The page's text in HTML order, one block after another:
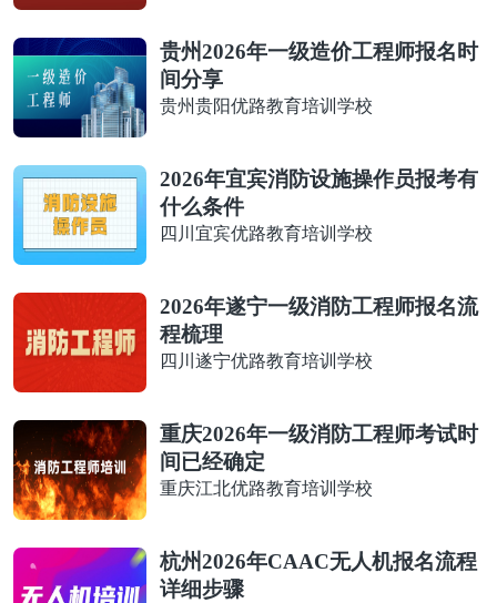
贵州2026年一级造价工程师报名时
间分享
贵州贵阳优路教育培训学校
2026年宜宾消防设施操作员报考有
什么条件
四川宜宾优路教育培训学校
2026年遂宁一级消防工程师报名流
程梳理
四川遂宁优路教育培训学校
重庆2026年一级消防工程师考试时
间已经确定
重庆江北优路教育培训学校
杭州2026年CAAC无人机报名流程
详细步骤